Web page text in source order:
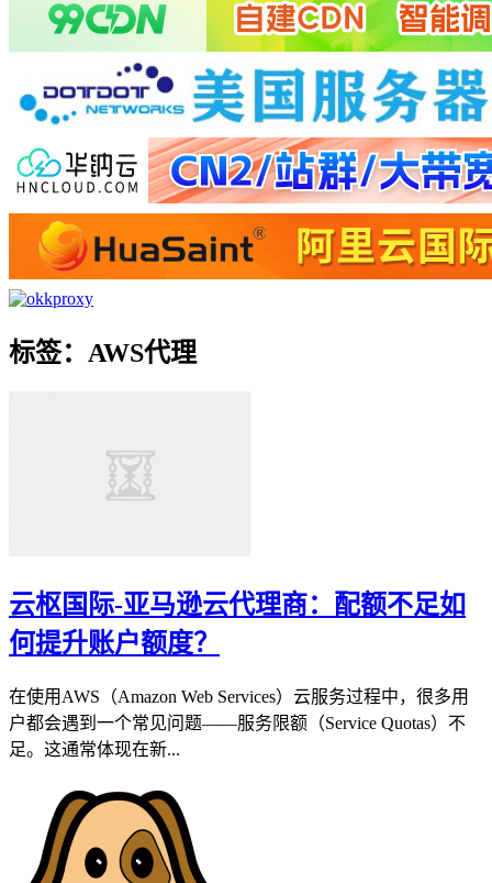
标签：AWS代理
云枢国际-亚马逊云代理商：配额不足如
何提升账户额度？
在使用AWS（Amazon Web Services）云服务过程中，很多用
户都会遇到一个常见问题——服务限额（Service Quotas）不
足。这通常体现在新...